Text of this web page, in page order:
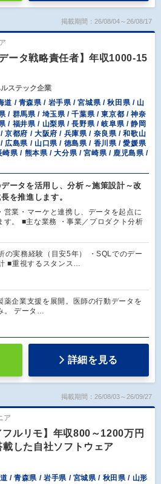
掲載期間：26/08/04～26/08/17
ータ戦略責任者】年収1000-15
ステック企業
道 / 青森県 / 岩手県 / 宮城県 / 秋田県 / 山
/ 群馬県 / 埼玉県 / 千葉県 / 東京都 / 神奈
/ 福井県 / 山梨県 / 長野県 / 岐阜県 / 静岡
京都府 / 大阪府 / 兵庫県 / 奈良県 / 和歌山
広島県 / 山口県 / 徳島県 / 香川県 / 愛媛県
県 / 熊本県 / 大分県 / 宮崎県 / 鹿児島県 /
ータを活用し、分析～施策設計～改
を推進します。
営業・マーケと連携し、データを起点に
す。 ■主な業務 ・事業／プロダクト分析
の実務経験（目安5年） ・SQLでのデー
■重視するスタンス…
薬企業支援を展開。医師の行動データを
。 データ…
詳細を見る
掲載期間：26/08/03～26/09/27
ア
フルリモ】年収800～1200万円
した自社ソフトウェア
/ 青森県 / 岩手県 / 宮城県 / 秋田県 / 山形